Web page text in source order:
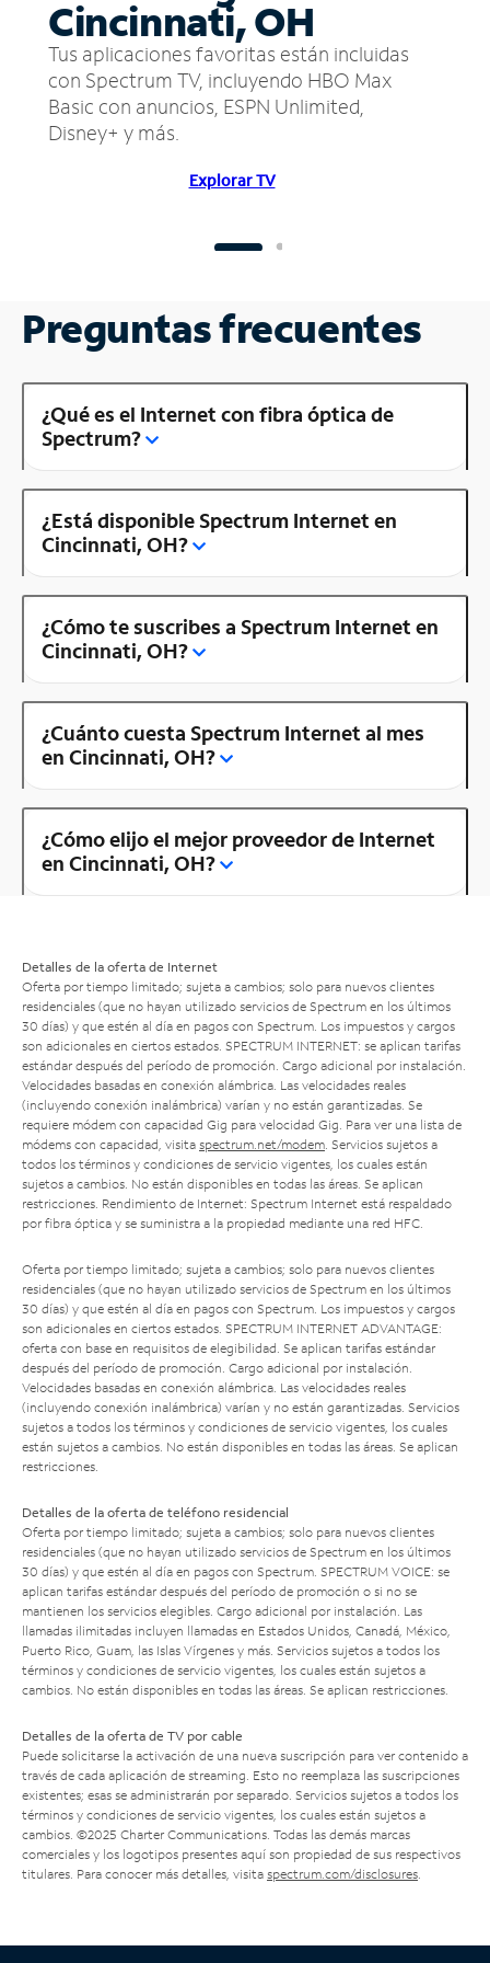
Cincinnati, OH
Tus aplicaciones favoritas están incluidas
con Spectrum TV, incluyendo HBO Max
Basic con anuncios, ESPN Unlimited,
Disney+ y más.
Explorar TV
Preguntas frecuentes
¿Qué es el Internet con fibra óptica de
Spectrum?
¿Está disponible Spectrum Internet en
Cincinnati, OH?
¿Cómo te suscribes a Spectrum Internet en
Cincinnati, OH?
¿Cuánto cuesta Spectrum Internet al mes
en Cincinnati, OH?
¿Cómo elijo el mejor proveedor de Internet
en Cincinnati, OH?
Detalles de la oferta de Internet
Oferta por tiempo limitado; sujeta a cambios; solo para nuevos clientes
residenciales (que no hayan utilizado servicios de Spectrum en los últimos
30 días) y que estén al día en pagos con Spectrum. Los impuestos y cargos
son adicionales en ciertos estados. SPECTRUM INTERNET: se aplican tarifas
estándar después del período de promoción. Cargo adicional por instalación.
Velocidades basadas en conexión alámbrica. Las velocidades reales
(incluyendo conexión inalámbrica) varían y no están garantizadas. Se
requiere módem con capacidad Gig para velocidad Gig. Para ver una lista de
módems con capacidad, visita spectrum.net/modem . Servicios sujetos a
todos los términos y condiciones de servicio vigentes, los cuales están
sujetos a cambios. No están disponibles en todas las áreas. Se aplican
restricciones. Rendimiento de Internet: Spectrum Internet está respaldado
por fibra óptica y se suministra a la propiedad mediante una red HFC.
Oferta por tiempo limitado; sujeta a cambios; solo para nuevos clientes
residenciales (que no hayan utilizado servicios de Spectrum en los últimos
30 días) y que estén al día en pagos con Spectrum. Los impuestos y cargos
son adicionales en ciertos estados. SPECTRUM INTERNET ADVANTAGE:
oferta con base en requisitos de elegibilidad. Se aplican tarifas estándar
después del período de promoción. Cargo adicional por instalación.
Velocidades basadas en conexión alámbrica. Las velocidades reales
(incluyendo conexión inalámbrica) varían y no están garantizadas. Servicios
sujetos a todos los términos y condiciones de servicio vigentes, los cuales
están sujetos a cambios. No están disponibles en todas las áreas. Se aplican
restricciones.
Detalles de la oferta de teléfono residencial
Oferta por tiempo limitado; sujeta a cambios; solo para nuevos clientes
residenciales (que no hayan utilizado servicios de Spectrum en los últimos
30 días) y que estén al día en pagos con Spectrum. SPECTRUM VOICE: se
aplican tarifas estándar después del período de promoción o si no se
mantienen los servicios elegibles. Cargo adicional por instalación. Las
llamadas ilimitadas incluyen llamadas en Estados Unidos, Canadá, México,
Puerto Rico, Guam, las Islas Vírgenes y más. Servicios sujetos a todos los
términos y condiciones de servicio vigentes, los cuales están sujetos a
cambios. No están disponibles en todas las áreas. Se aplican restricciones.
Detalles de la oferta de TV por cable
Puede solicitarse la activación de una nueva suscripción para ver contenido a
través de cada aplicación de streaming. Esto no reemplaza las suscripciones
existentes; esas se administrarán por separado. Servicios sujetos a todos los
términos y condiciones de servicio vigentes, los cuales están sujetos a
cambios. ©2025 Charter Communications. Todas las demás marcas
comerciales y los logotipos presentes aquí son propiedad de sus respectivos
titulares. Para conocer más detalles, visita spectrum.com/disclosures